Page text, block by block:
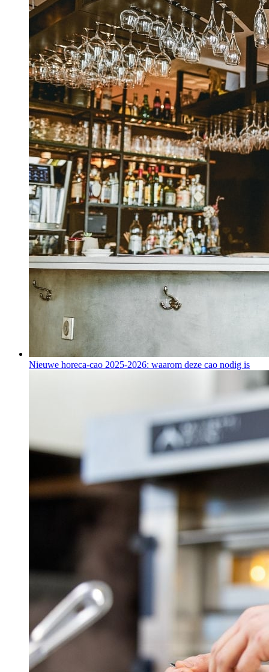
Nieuwe horeca-cao 2025-2026: waarom deze cao nodig is